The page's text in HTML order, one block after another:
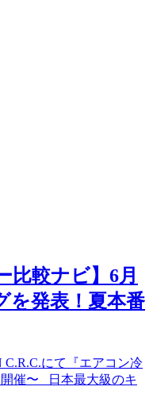
比較ナビ】6月
を発表！夏本番
にて『エアコン冷
催〜 日本最大級のキ